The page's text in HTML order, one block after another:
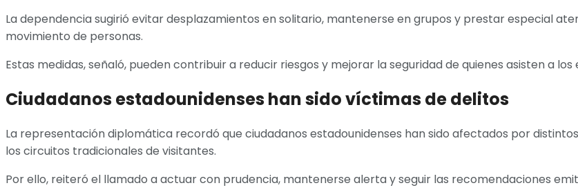
La dependencia sugirió evitar desplazamientos en solitario, mantenerse en grupos y prestar especial
movimiento de personas.
Estas medidas, señaló, pueden contribuir a reducir riesgos y mejorar la seguridad de quienes asisten a
Ciudadanos estadounidenses han sido víctimas de delitos
La representación diplomática recordó que ciudadanos estadounidenses han sido afectados por
los circuitos tradicionales de visitantes.
Por ello, reiteró el llamado a actuar con prudencia, mantenerse alerta y seguir las recomendaciones